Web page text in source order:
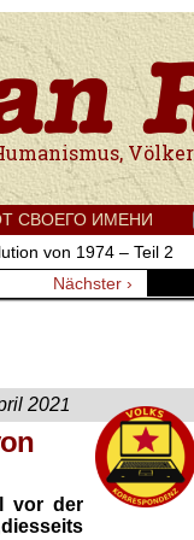
und
СВОЕГО ИМЕНИ
von 1974 – Teil 2
Nächster ›
2021
vor der